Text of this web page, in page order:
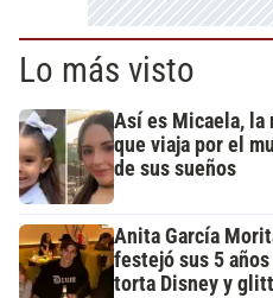
Lo más visto
Así es Micaela, la
que viaja por el
de sus sueños
Anita García
festejó sus 5
torta Disney y